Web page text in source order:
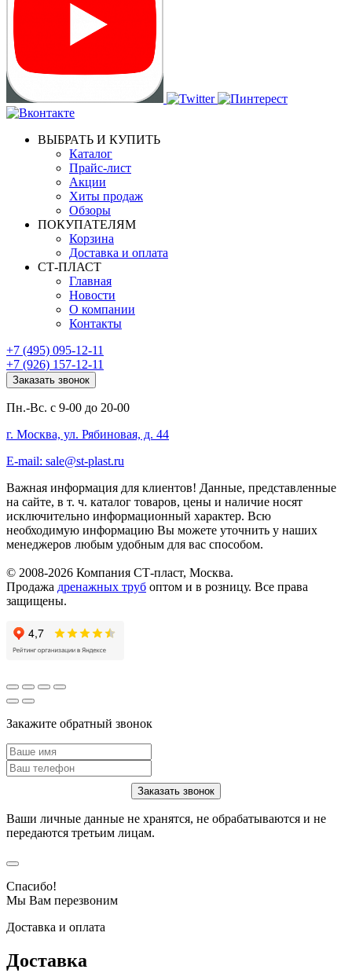
ВЫБРАТЬ И КУПИТЬ
Каталог
Прайс-лист
Акции
Хиты продаж
Обзоры
ПОКУПАТЕЛЯМ
Корзина
Доставка и оплата
СТ-ПЛАСТ
Главная
Новости
О компании
Контакты
+7 (495) 095-12-11
+7 (926) 157-12-11
Заказать звонок
Пн.-Вс. с 9-00 до 20-00
г. Москва, ул. Рябиновая, д. 44
E-mail: sale@st-plast.ru
Важная информация для клиентов! Данные, представленные
на сайте, в т. ч. каталог товаров, цены и наличие носят
исключительно информационный характер. Всю
необходимую информацию Вы можете уточнить у наших
менеджеров любым удобным для вас способом.
© 2008-2026 Компания СТ-пласт, Москва.
Продажа дренажных труб оптом и в розницу. Все права
защищены.
Закажите обратный звонок
Ваши личные данные не хранятся, не обрабатываются и не
передаются третьим лицам.
Спасибо!
Мы Вам перезвоним
Доставка и оплата
Доставка